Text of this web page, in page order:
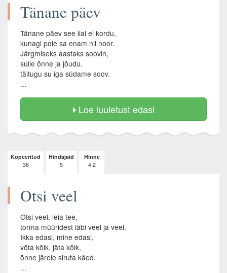
Tänane päev
Tänane päev see iial ei kordu,
kunagi pole sa enam nii noor.
Järgmiseks aastaks soovin,
sulle õnne ja jõudu.
täitugu su iga südame soov.
...
Loe luuletust edasi
Kopeeritud
36
Hindajaid
5
Hinne
4.2
Otsi veel
Otsi veel, leia tee,
torma müüridest läbi veel ja veel.
Ikka edasi, mine edasi,
võta kõik, jäta kõik,
õnne järele siruta käed.
...